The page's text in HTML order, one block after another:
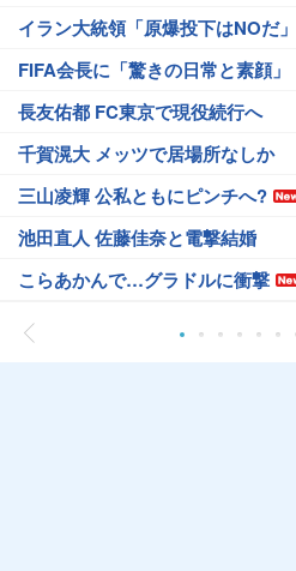
イラン大統領「原爆投下はNOだ」
FIFA会長に「驚きの日常と素顔」
長友佑都 FC東京で現役続行へ
千賀滉大 メッツで居場所なしか
三山凌輝 公私ともにピンチへ?
池田直人 佐藤佳奈と電撃結婚
こらあかんで…グラドルに衝撃